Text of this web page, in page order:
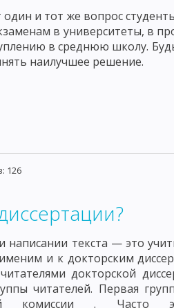
ВОЗБУДИТЕЛИ ДЕРМАТСМИКОЗОВ
ТОКСОПЛАМЫ
ВОЗДУХА
МИКРООРГАНИЗМОВ
ПИЩЕВЫХ ПРОДУКТОВ
ПО МИКРОБИОЛОГИИ
и тот же вопрос
в университеты, в
в среднюю школу.
наилучшее решение.
126
текста — это
и к докторским
докторской
читателей. Первая
комиссии . Часто